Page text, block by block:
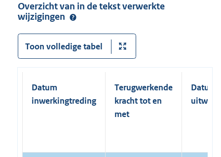
Overzicht van in de tekst verwerkte
wijzigingen
Toon volledige tabel
Datum
inwerkingtreding
Terugwerkende
kracht tot en
met
Datum